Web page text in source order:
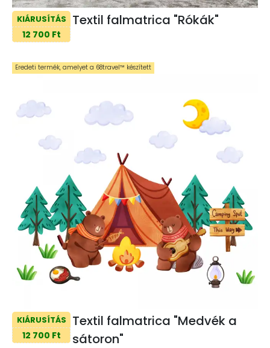
KIÁRUSÍTÁS
12 700 Ft
Textil falmatrica "Rókák"
KIÁRUSÍTÁS
12 700 Ft
Textil falmatrica "Medvék a
sátoron"
Eredeti termék, amelyet a 68travel™️ készített